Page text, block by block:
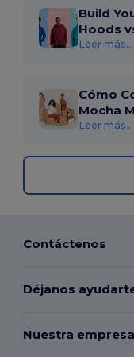
Build
Hoods
Leer más...
Cómo
Mocha
Leer más...
Contáctenos
Déjanos
Nuestra empresa